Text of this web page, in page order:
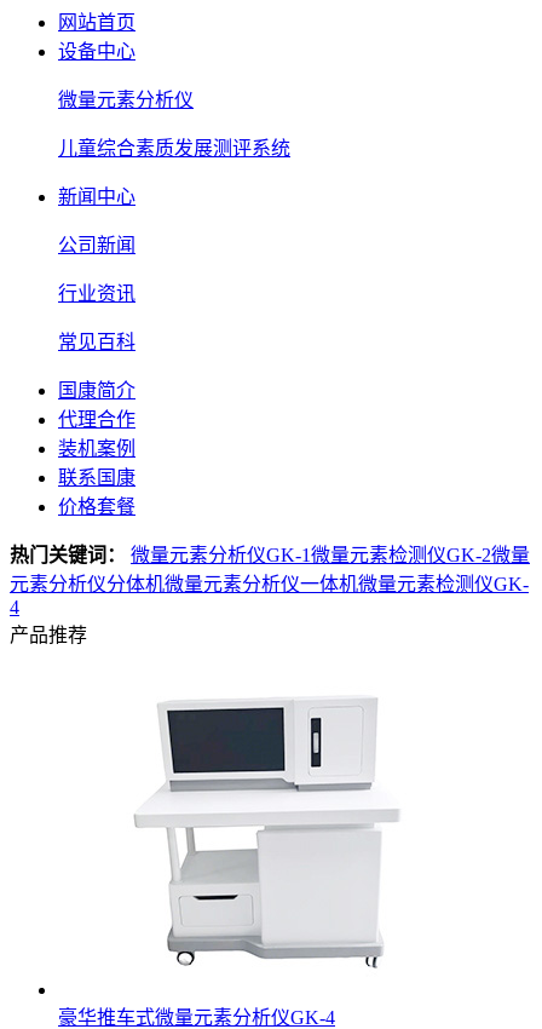
网站首页
设备中心
微量元素分析仪
儿童综合素质发展测评系统
新闻中心
公司新闻
行业资讯
常见百科
国康简介
代理合作
装机案例
联系国康
价格套餐
热门关键词： 微量元素分析仪GK-1微量元素检测仪GK-2微量
元素分析仪分体机微量元素分析仪一体机微量元素检测仪GK-
4
产品推荐
豪华推车式微量元素分析仪GK-4